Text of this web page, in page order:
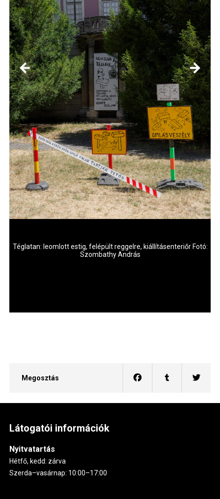
Téglatan: leomlott estig, felépült reggelre, kiállításenteriőr Fotó:
Szombathy András
Megosztás
Látogatói információk
Nyitvatartás
Hétfő, kedd: zárva
Szerda–vasárnap: 10:00–17:00